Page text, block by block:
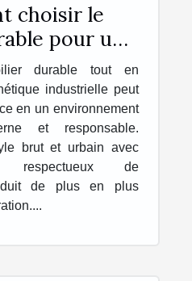
choisir le
pour une
?
durable tout en
industrielle peut
en un environnement
et responsable.
brut et urbain avec
respectueux de
de plus en plus